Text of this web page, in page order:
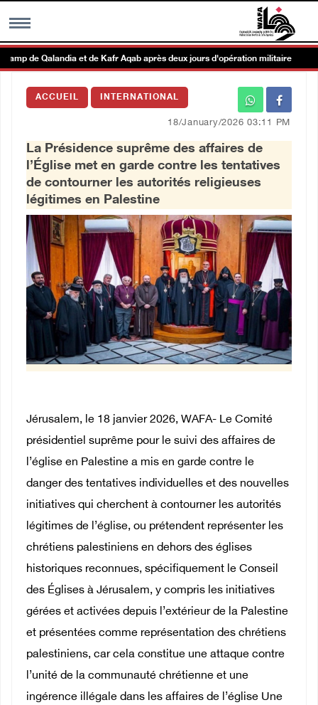
MENU
Galerie d’images
Centre palestinien
العربية
English
de Qalandia et de Kafr Aqab après deux jours d'opération militaire
ACCUEIL INTERNATIONAL
18/January/2026 03:11 PM
La Présidence suprême des affaires de
l’Église met en garde contre les tentatives
de contourner les autorités religieuses
légitimes en Palestine
Jérusalem, le 18 janvier 2026, WAFA- Le Comité
présidentiel suprême pour le suivi des affaires de
l’église en Palestine a mis en garde contre le
danger des tentatives individuelles et des nouvelles
initiatives qui cherchent à contourner les autorités
légitimes de l’église, ou prétendent représenter les
chrétiens palestiniens en dehors des églises
historiques reconnues, spécifiquement le Conseil
des Églises à Jérusalem, y compris les initiatives
gérées et activées depuis l’extérieur de la Palestine
et présentées comme représentation des chrétiens
palestiniens, car cela constitue une attaque contre
l’unité de la communauté chrétienne et une
ingérence illégale dans les affaires de l’église Une